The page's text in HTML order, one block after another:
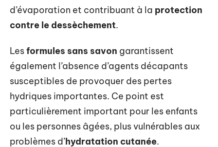
d’évaporation et contribuant à la protection
contre le dessèchement.
Lesformules sans savon garantissent
également l’absence d’agents décapants
susceptibles de provoquer des pertes
hydriques importantes. Ce point est
particulièrement important pour les enfants
ou les personnes âgées, plus vulnérables aux
problèmes d’hydratation cutanée.